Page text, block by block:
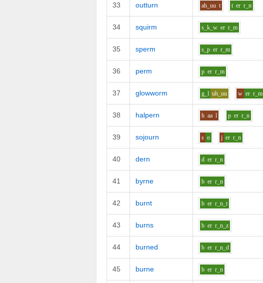
33 outturn ah_uu t t er r_n
34 squirm s_k_w er r_m
35 sperm s_p er r_m
36 perm p er r_m
37 glowworm g_l uh_uu w er r_m
38 halpern h aa l p er r_n
39 sojourn s o j er r_n
40 dern d er r_n
41 byrne b er r_n
42 burnt b er r_n_t
43 burns b er r_n_z
44 burned b er r_n_d
45 burne b er r_n